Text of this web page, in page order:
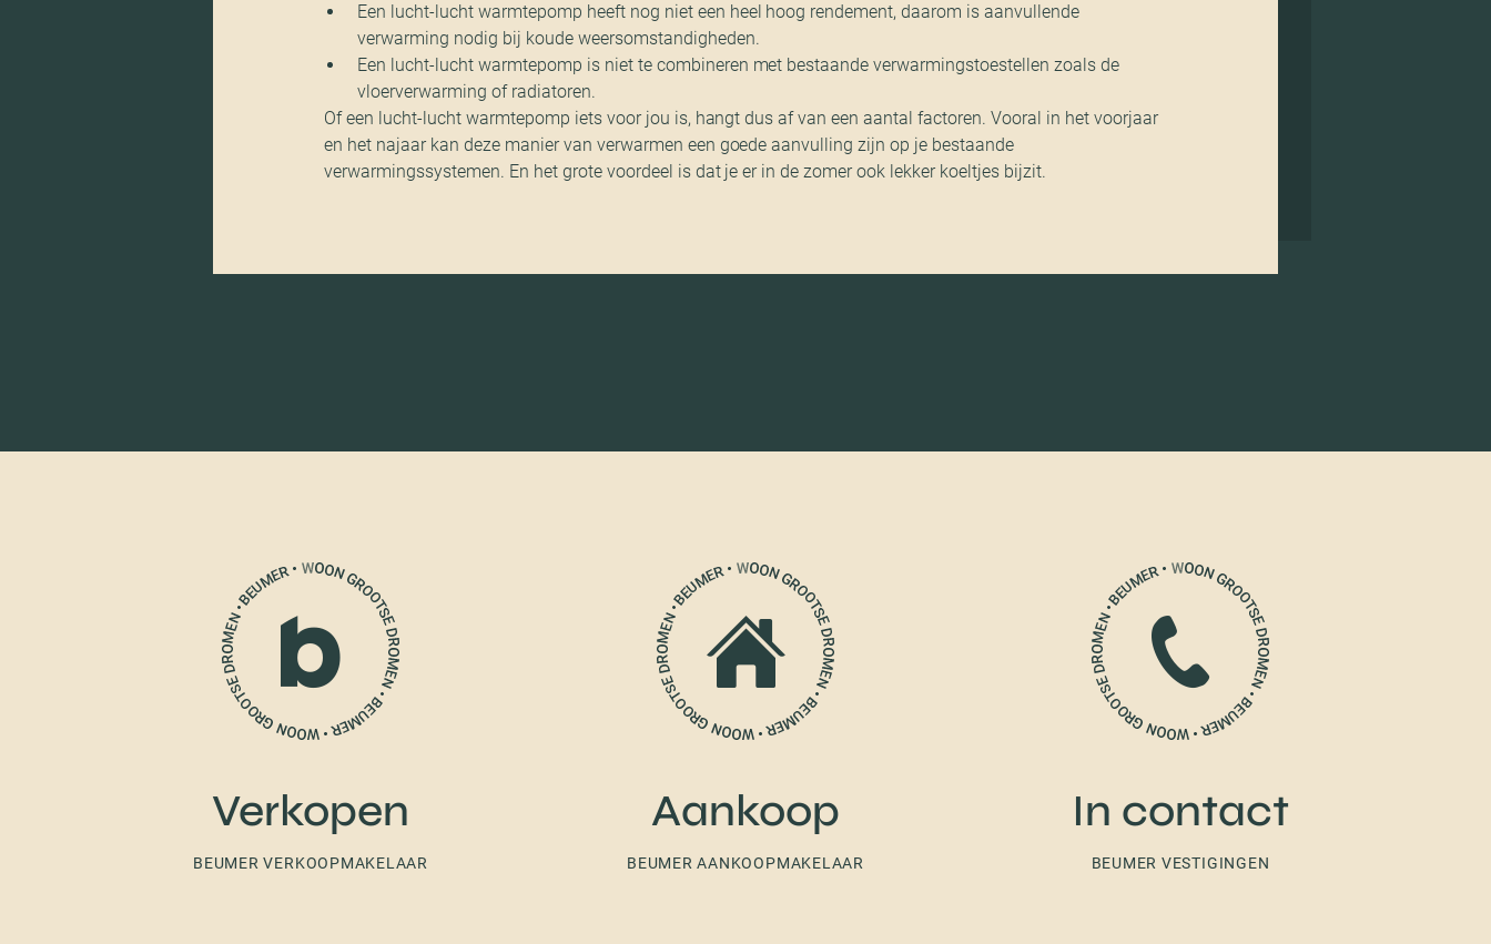
Een lucht-lucht warmtepomp heeft nog niet een heel hoog rendement, daarom is aanvullende
verwarming nodig bij koude weersomstandigheden.
Een lucht-lucht warmtepomp is niet te combineren met bestaande verwarmingstoestellen zoals de
vloerverwarming of radiatoren.
Of een lucht-lucht warmtepomp iets voor jou is, hangt dus af van een aantal factoren. Vooral in het voorjaar
en het najaar kan deze manier van verwarmen een goede aanvulling zijn op je bestaande
verwarmingssystemen. En het grote voordeel is dat je er in de zomer ook lekker koeltjes bijzit.
Verkopen
BEUMER VERKOOPMAKELAAR
Aankoop
BEUMER AANKOOPMAKELAAR
In contact
BEUMER VESTIGINGEN